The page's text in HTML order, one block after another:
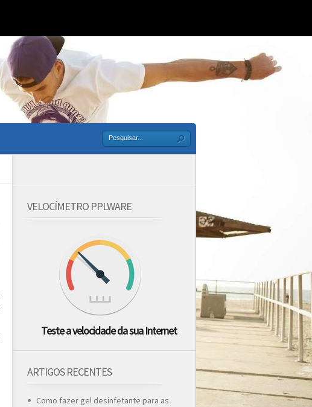
VELOCÍMETRO PPLWARE
Teste a velocidade da sua Internet
ARTIGOS RECENTES
Como fazer gel desinfetante para as